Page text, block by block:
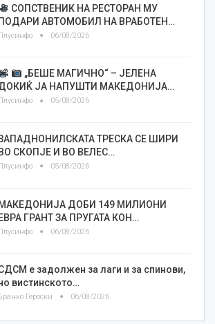
СОПСТВЕНИК НА РЕСТОРАН МУ
ПОДАРИ АВТОМОБИЛ НА ВРАБОТЕН…
06/08/2026
„БЕШЕ МАГИЧНО“ – ЈЕЛЕНА
ЈА НАПУШТИ МАКЕДОНИЈА…
Плусинфо 05/08/2026
ТРЕСКА СЕ ШИРИ
ВО СКОПЈЕ И ВО ВЕЛЕС…
05/08/2026
МАКЕДОНИЈА ДОБИ 149 МИЛИОНИ
ЕВРА ГРАНТ ЗА ПРУГАТА КОН…
06/08/2026
е задолжен за лаги и за спинови,
вистинското…
Бранко Героски 06/08/2026